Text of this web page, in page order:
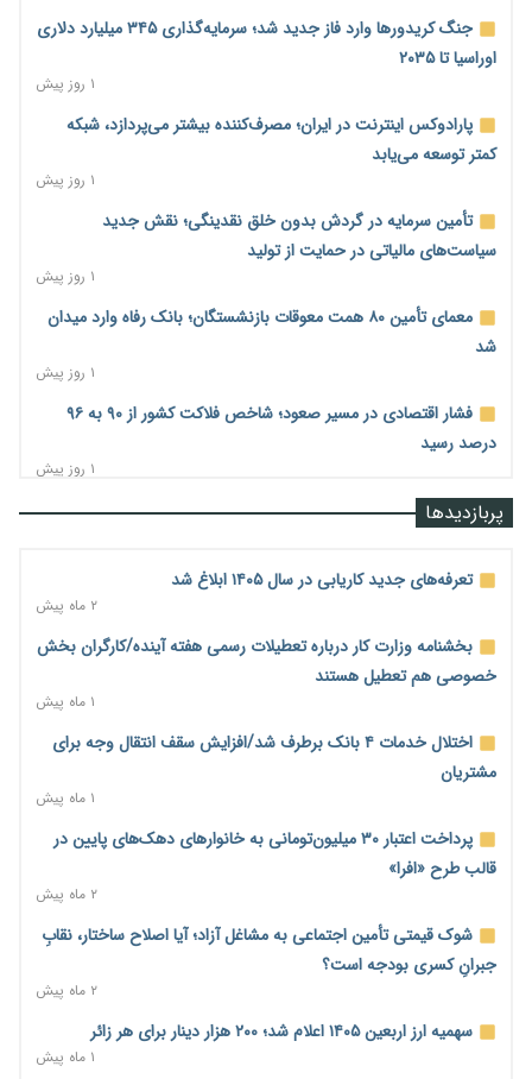
جنگ کریدورها وارد فاز جدید شد؛ سرمایه‌گذاری ۳۴۵ میلیارد دلاری
اوراسیا تا ۲۰۳۵
۱ روز پیش
پارادوکس اینترنت در ایران؛ مصرف‌کننده بیشتر می‌پردازد، شبکه
کمتر توسعه می‌یابد
۱ روز پیش
تأمین سرمایه در گردش بدون خلق نقدینگی؛ نقش جدید
سیاست‌های مالیاتی در حمایت از تولید
۱ روز پیش
معمای تأمین ۸۰ همت معوقات بازنشستگان؛ بانک رفاه وارد میدان
شد
۱ روز پیش
فشار اقتصادی در مسیر صعود؛ شاخص فلاکت کشور از ۹۰ به ۹۶
درصد رسید
۱ روز پیش
رشد ۷۵ هزار میلیاردی بازار خرید اعتباری؛ فین‌تک‌ها وارد میدان
آغاز اجرای پایلوت «ردا کارت» برای دانشجویان تحصیلات تکمیلی
۱ روز پیش
محدودیت تازه برای شبکه بانکی؛ افزایش سپرده قانونی با هدف
کنترل تورم
۱ روز پیش
ترمز تولید خودرو کشیده شد؛ افت ۲۵ درصدی تیراژ ایران‌خودرو،
سایپا و پارس‌خودرو
۱ روز پیش
بنگاه‌داری بانک‌ها؛ مانع بزرگ خانه‌دار شدن مستأجران
نماینده مجلس: توسعه مرزهای زمینی به راهبرد تأمین کالاهای
اساسی تبدیل شود
۱ روز پیش
پربازدیدها
تعرفه‌های جدید کاریابی در سال ۱۴۰۵ ابلاغ شد
۲ ماه پیش
بخشنامه وزارت کار درباره تعطیلات رسمی هفته آینده/کارگران بخش
خصوصی هم تعطیل هستند
۱ ماه پیش
اختلال خدمات ۴ بانک برطرف شد/افزایش سقف انتقال وجه برای
مشتریان
۱ ماه پیش
پرداخت اعتبار ۳۰ میلیون‌تومانی به خانوارهای دهک‌های پایین در
قالب طرح «افرا»
۲ ماه پیش
شوک قیمتی تأمین اجتماعی به مشاغل آزاد؛ آیا اصلاح ساختار، نقابِ
جبرانِ کسری بودجه است؟
۲ ماه پیش
سهمیه ارز اربعین ۱۴۰۵ اعلام شد؛ ۲۰۰ هزار دینار برای هر زائر
۱ ماه پیش